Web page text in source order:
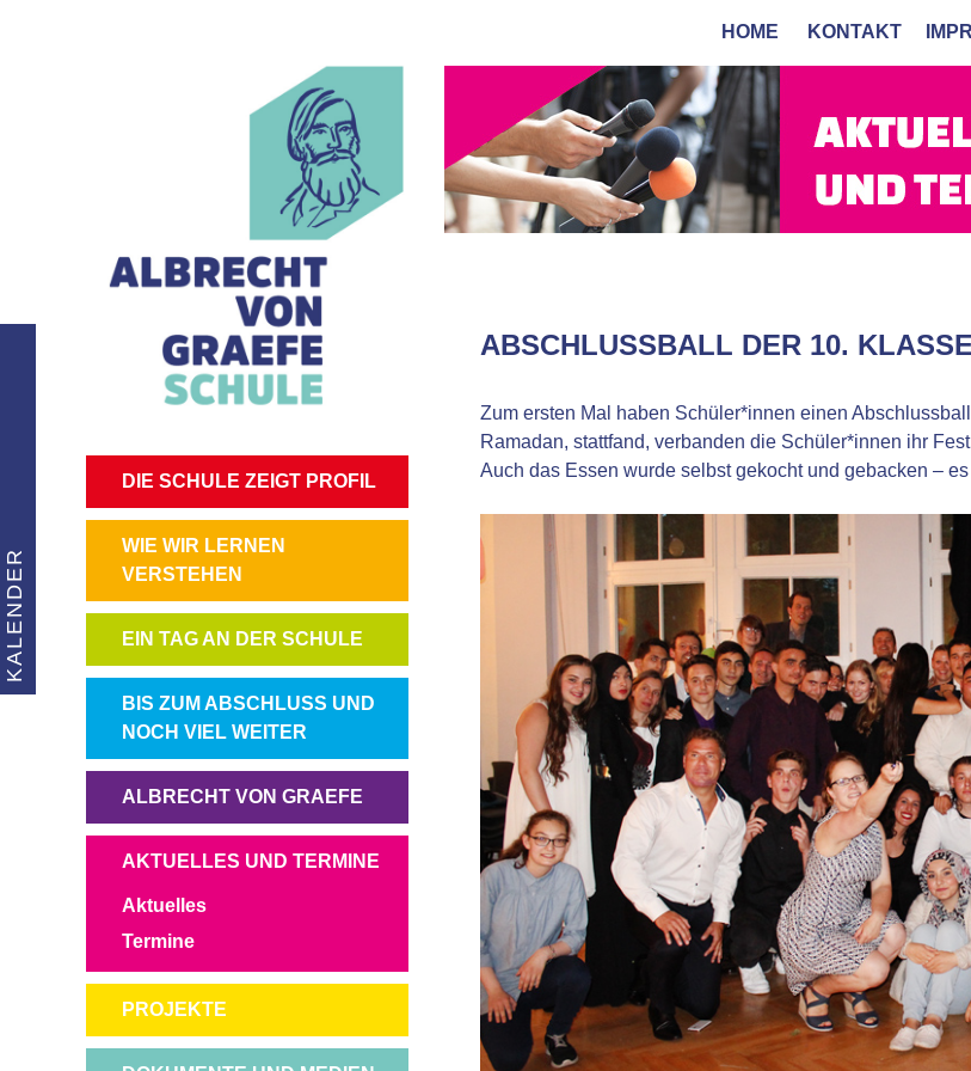
KALENDER
HOME KONTAKT
ABSCHLUSSBALL DER 10.
Zum ersten Mal haben Schüler*innen einen
Ramadan, stattfand, verbanden die Schüler*innen ihr
Auch das Essen wurde selbst gekocht und gebacken –
NAVIGATION
ÜBERSPRINGEN
DIE SCHULE ZEIGT PROFIL
NAVIGATION
ÜBERSPRINGEN
WIE WIR LERNEN
VERSTEHEN
NAVIGATION
ÜBERSPRINGEN
EIN TAG AN DER SCHULE
NAVIGATION
ÜBERSPRINGEN
BIS ZUM ABSCHLUSS UND
NOCH VIEL WEITER
NAVIGATION
ÜBERSPRINGEN
ALBRECHT VON GRAEFE
NAVIGATION
AKTUELLES UND TERMINE
Aktuelles
Termine
NAVIGATION
ÜBERSPRINGEN
PROJEKTE